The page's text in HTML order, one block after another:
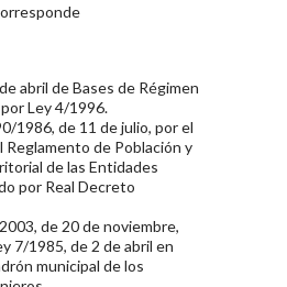
abril de Bases de Régimen
Ley 4/1996.
1986, de 11 de julio, por el
Reglamento de Población y
de las Entidades
por Real Decreto
de 20 de noviembre,
7/1985, de 2 de abril en
municipal de los